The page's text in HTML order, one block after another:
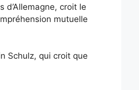
d’Allemagne, croit le
mutuelle
Schulz, qui croit que